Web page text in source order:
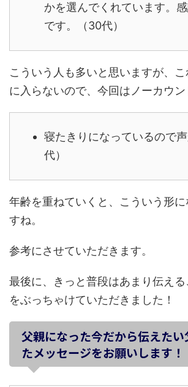
かを選んでくれています。
です。（30代）
こういう人も多いと思いますが、
に入らないので、今回はノーカウン
寝たきりになっているので
代）
年齢を重ねていくと、こういう形
すね。
参考にさせていただきます。
最後に、きっと普段はあまり伝え
をぶっちゃけていただきました！
父親になった今だから伝えた
たメッセージをお願いします！